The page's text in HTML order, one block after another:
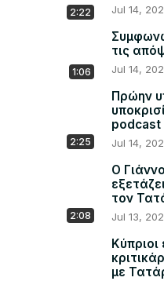
2:22 Jul 14,
1:06
τις
Jul 14,
2:25
Πρώην
podcast
Jul 14,
2:08
Ο
τον
Jul 13,
με